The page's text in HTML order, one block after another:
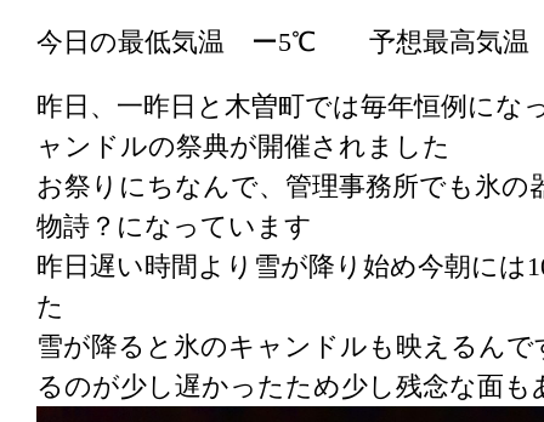
今日の最低気温 ー5℃ 予想最高
昨日、一昨日と木曽町では毎年恒例にな
ャンドルの祭典が開催されました
お祭りにちなんで、管理事務所でも氷
物詩？になっています
昨日遅い時間より雪が降り始め今朝には
た
雪が降ると氷のキャンドルも映えるん
るのが少し遅かったため少し残念な面も